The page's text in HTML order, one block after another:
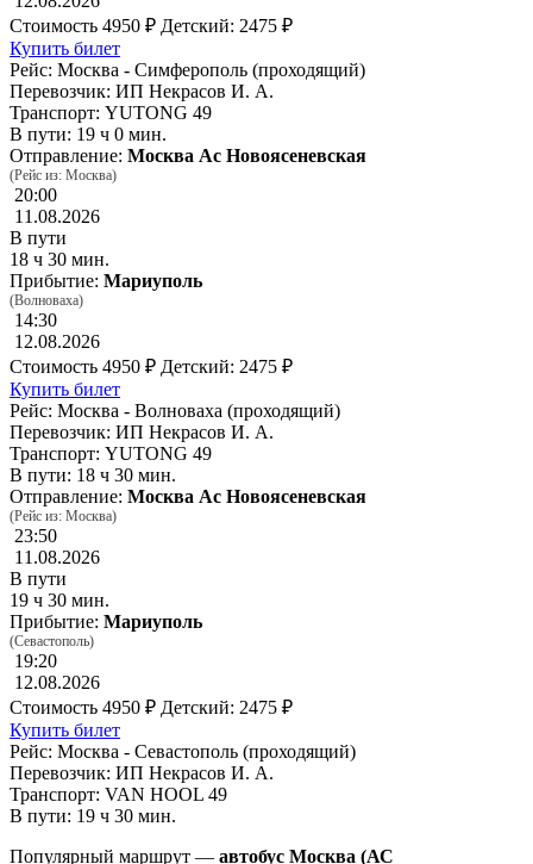
Стоимость 4950 ₽ Детский: 2475 ₽
Купить билет
Рейс: Москва - Симферополь (проходящий)
Перевозчик: ИП Некрасов И. А.
Транспорт: YUTONG 49
В пути: 19 ч 0 мин.
Отправление: Москва Ас Новоясеневская
(Рейс из: Москва)
20:00
11.08.2026
В пути
18 ч 30 мин.
Прибытие: Мариуполь
(Волноваха)
14:30
12.08.2026
Стоимость 4950 ₽ Детский: 2475 ₽
Купить билет
Рейс: Москва - Волноваха (проходящий)
Перевозчик: ИП Некрасов И. А.
Транспорт: YUTONG 49
В пути: 18 ч 30 мин.
Отправление: Москва Ас Новоясеневская
(Рейс из: Москва)
23:50
11.08.2026
В пути
19 ч 30 мин.
Прибытие: Мариуполь
(Севастополь)
19:20
12.08.2026
Стоимость 4950 ₽ Детский: 2475 ₽
Купить билет
Рейс: Москва - Севастополь (проходящий)
Перевозчик: ИП Некрасов И. А.
Транспорт: VAN HOOL 49
В пути: 19 ч 30 мин.
Популярный маршрут — автобус Москва (АС